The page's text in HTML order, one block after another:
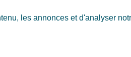
les annonces et d'analyser